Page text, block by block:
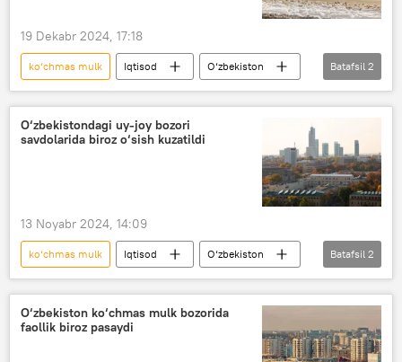
19 Dekabr 2024, 17:18
ko‘chmas mulk Iqtisod
O‘zbekiston
Toshkent
ijara
Batafsil 2
O‘zbekistondagi uy-joy bozori
savdolarida biroz o‘sish kuzatildi
13 Noyabr 2024, 14:09
ko‘chmas mulk Iqtisod
O‘zbekiston
uy
uy-joylar narxi
Batafsil 2
O‘zbekiston ko‘chmas mulk bozorida
faollik biroz pasaydi